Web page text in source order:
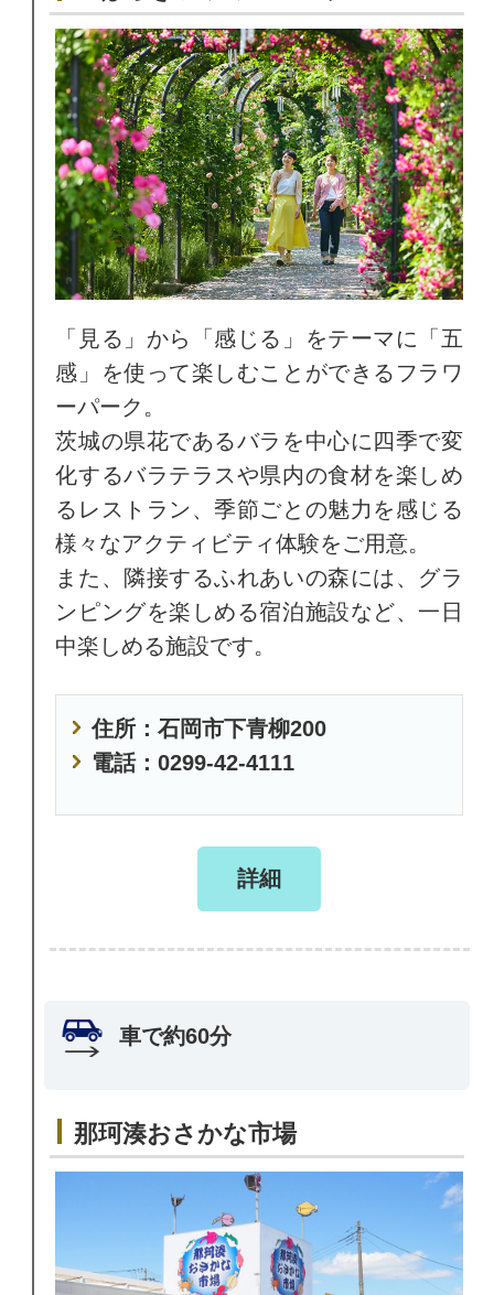
「見る」から「感じる」をテーマに「五
感」を使って楽しむことができるフラワ
ーパーク。
茨城の県花であるバラを中心に四季で変
化するバラテラスや県内の食材を楽しめ
るレストラン、季節ごとの魅力を感じる
様々なアクティビティ体験をご用意。
また、隣接するふれあいの森には、グラ
ンピングを楽しめる宿泊施設など、一日
中楽しめる施設です。
住所：石岡市下青柳200
電話：0299-42-4111
詳細
車で約60分
那珂湊おさかな市場